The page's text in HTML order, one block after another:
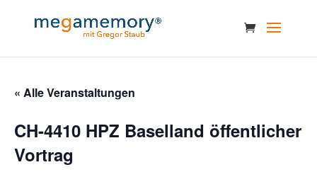
« Alle Veranstaltungen
CH-4410 HPZ Baselland öffentlicher
Vortrag